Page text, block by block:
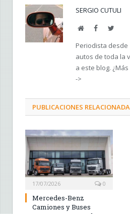
SERGIO CUTULI
Web Facebook
Periodista desde
autos de toda la
a este blog.
->
PUBLICACIONES
17/07/2026 0
Mercedes-Benz
Camiones y Buses